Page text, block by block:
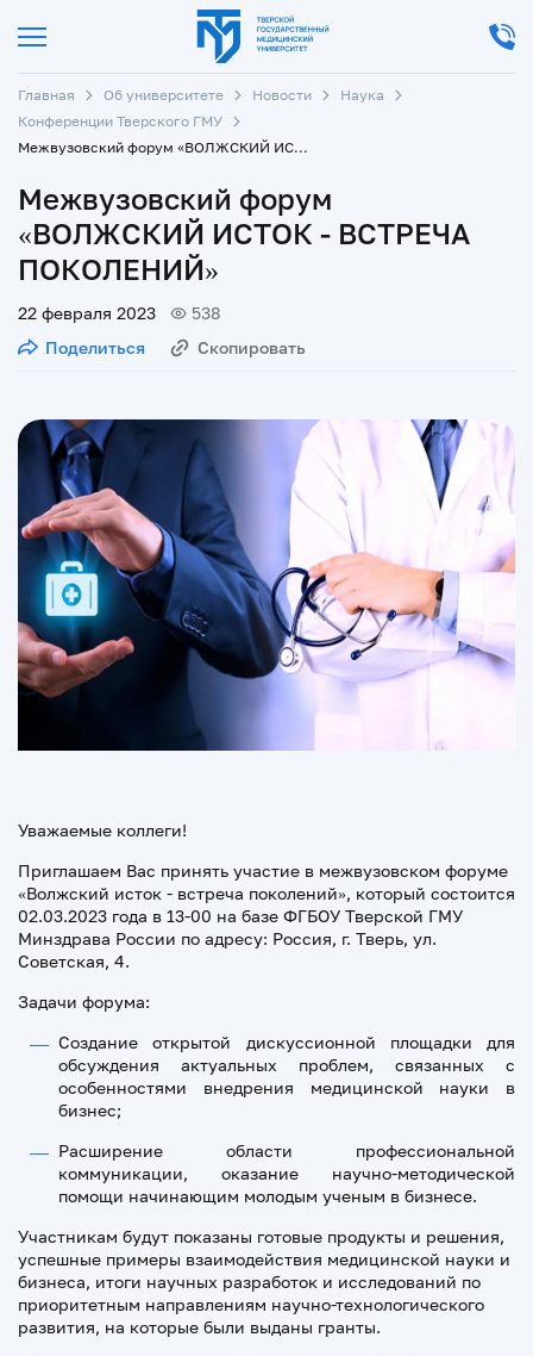
Главная Об университете Новости
Наука
Конференции Тверского ГМУ
Межвузовский форум «ВОЛЖСКИЙ ИСТОК - ВСТРЕЧА ПОКОЛЕНИЙ»
Межвузовский форум
«ВОЛЖСКИЙ ИСТОК - ВСТРЕЧА
ПОКОЛЕНИЙ»
22 февраля 2023
538
Поделиться
Скопировать
Уважаемые коллеги!
Приглашаем Вас принять участие в межвузовском форуме
«Волжский исток - встреча поколений», который состоится
02.03.2023 года в 13-00 на базе ФГБОУ Тверской ГМУ
Минздрава России по адресу: Россия, г. Тверь, ул.
Советская, 4.
Задачи форума:
Создание открытой дискуссионной площадки для
обсуждения актуальных проблем, связанных с
особенностями внедрения медицинской науки в
бизнес;
Расширение области профессиональной
коммуникации, оказание научно-методической
помощи начинающим молодым ученым в бизнесе.
Участникам будут показаны готовые продукты и решения,
успешные примеры взаимодействия медицинской науки и
бизнеса, итоги научных разработок и исследований по
приоритетным направлениям научно-технологического
развития, на которые были выданы гранты.